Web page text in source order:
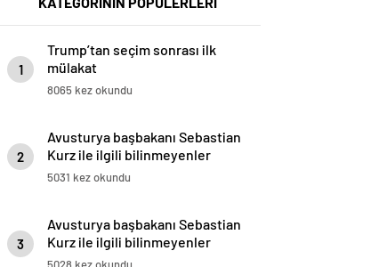
1
Trump’tan seçim sonrası ilk
mülakat
8065 kez okundu
2
Avusturya başbakanı Sebastian
Kurz ile ilgili bilinmeyenler
5031 kez okundu
3
Avusturya başbakanı Sebastian
Kurz ile ilgili bilinmeyenler